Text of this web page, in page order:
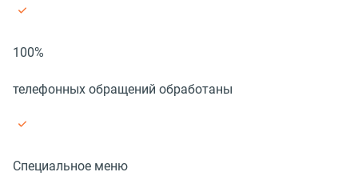
100%
телефонных обращений обработаны
Специальное меню